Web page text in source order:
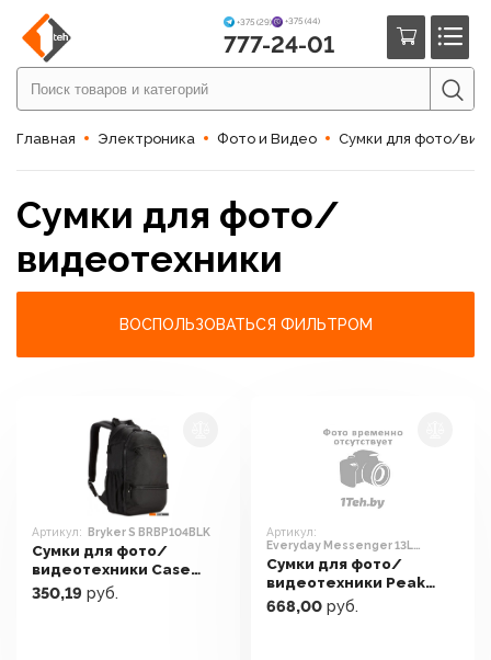
+375 (29) +375 (44)
777-24-01
Главная Электроника Фото и Видео Сумки для фото/
Сумки для фото/
видеотехники
ВОСПОЛЬЗОВАТЬСЯ ФИЛЬТРОМ
Артикул: Bryker S BRBP104BLK
Сумки для фото/
видеотехники Case
Logic Bryker S
BRBP104BLK
350,19 руб.
Артикул:
Everyday Messenger 13L
(пепельный)
Сумки для фото/
видеотехники Peak
Design Everyday
Messenger 13L
668,00 руб.